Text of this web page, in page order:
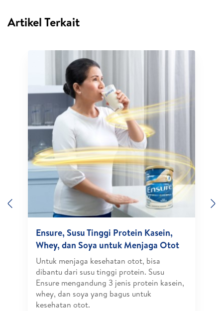
Artikel Terkait
Ensure, Susu Tinggi Protein Kasein,
Whey, dan Soya untuk Menjaga Otot
Untuk menjaga kesehatan otot, bisa
dibantu dari susu tinggi protein. Susu
Ensure mengandung 3 jenis protein kasein,
whey, dan soya yang bagus untuk
kesehatan otot.